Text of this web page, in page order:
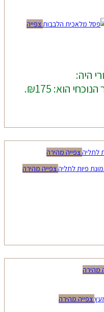
צפייה
היה:
הוא: ₪175.
צפייה מהירה
צפייה מהירה
מהירה
צפייה מהירה